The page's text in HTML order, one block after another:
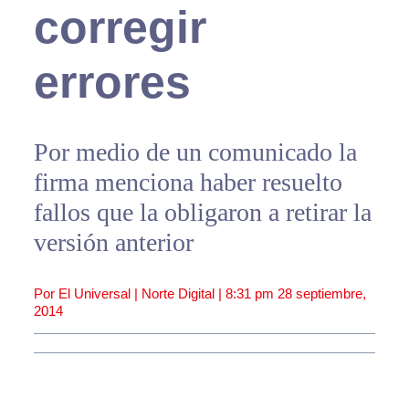
corregir
errores
Por medio de un comunicado la
firma menciona haber resuelto
fallos que la obligaron a retirar la
versión anterior
Por El Universal | Norte Digital | 8:31 pm 28 septiembre,
2014